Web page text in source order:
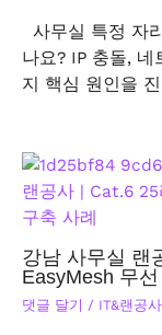
사무실 특정 자
나요? IP 충돌, 네
지 핵심 원인을
강남 사무실 랜
EasyMesh 무
댓글 달기 / IT&랜공